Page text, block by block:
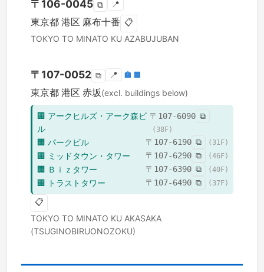
〒 106-0045 ⧉ 📍
東京都 港区 麻布十番 📋
TOKYO TO MINATO KU AZABUJUBAN
〒 107-0052 ⧉ 📍 🏣 🏢
東京都 港区 赤坂(excl. buildings below)
🏢 アークヒルズ・アーク森ビ
ル
〒 107-6090 ⧉
( 38F)
🏢 パークビル 〒 107-6190 ⧉ ( 31F)
🏢 ミッドタウン・タワー 〒 107-6290 ⧉ (46F)
🏢 Ｂｉｚタワー 〒 107-6390 ⧉ (40F)
🏢 トラストタワー 〒 107-6490 ⧉ ( 37F)
📋
TOKYO TO MINATO KU AKASAKA
(TSUGINOBIRUONOZOKU)